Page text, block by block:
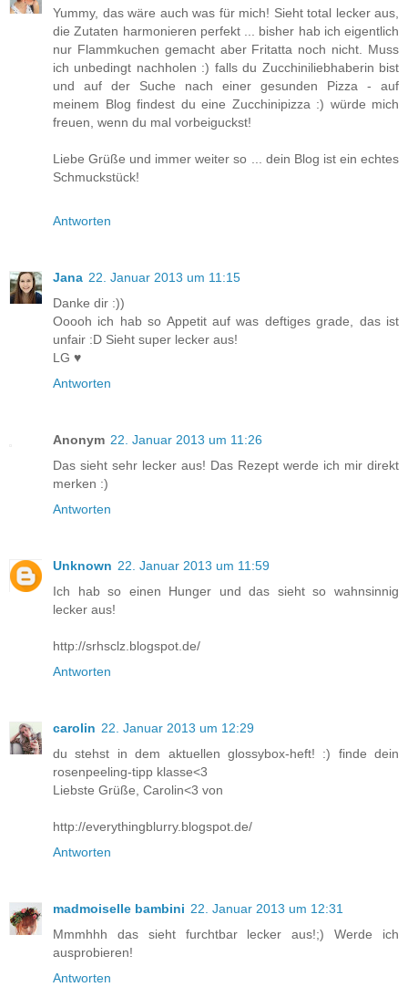
Yummy, das wäre auch was für mich! Sieht total lecker aus,
die Zutaten harmonieren perfekt ... bisher hab ich eigentlich
nur Flammkuchen gemacht aber Fritatta noch nicht. Muss
ich unbedingt nachholen :) falls du Zucchiniliebhaberin bist
und auf der Suche nach einer gesunden Pizza - auf
meinem Blog findest du eine Zucchinipizza :) würde mich
freuen, wenn du mal vorbeiguckst!
Liebe Grüße und immer weiter so ... dein Blog ist ein echtes
Schmuckstück!
Antworten
Jana 22. Januar 2013 um 11:15
Danke dir :))
Ooooh ich hab so Appetit auf was deftiges grade, das ist
unfair :D Sieht super lecker aus!
LG ♥
Antworten
Anonym 22. Januar 2013 um 11:26
Das sieht sehr lecker aus! Das Rezept werde ich mir direkt
merken :)
Antworten
Unknown 22. Januar 2013 um 11:59
Ich hab so einen Hunger und das sieht so wahnsinnig
lecker aus!
http://srhsclz.blogspot.de/
Antworten
carolin 22. Januar 2013 um 12:29
du stehst in dem aktuellen glossybox-heft! :) finde dein
rosenpeeling-tipp klasse<3
Liebste Grüße, Carolin<3 von
http://everythingblurry.blogspot.de/
Antworten
madmoiselle bambini 22. Januar 2013 um 12:31
Mmmhhh das sieht furchtbar lecker aus!;) Werde ich
ausprobieren!
Antworten